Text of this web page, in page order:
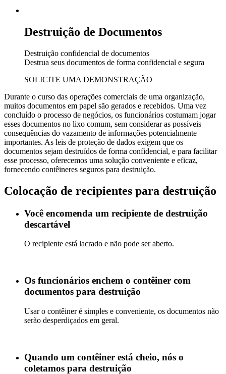
Destruição de Documentos
Destruição confidencial de documentos
Destrua seus documentos de forma confidencial e segura
SOLICITE UMA DEMONSTRAÇÃO
Durante o curso das operações comerciais de uma organização,
muitos documentos em papel são gerados e recebidos. Uma vez
concluído o processo de negócios, os funcionários costumam jogar
esses documentos no lixo comum, sem considerar as possíveis
consequências do vazamento de informações potencialmente
importantes. As leis de proteção de dados exigem que os
documentos sejam destruídos de forma confidencial, e para facilitar
esse processo, oferecemos uma solução conveniente e eficaz,
fornecendo contêineres seguros para destruição.
Colocação de recipientes para destruição
Você encomenda um recipiente de destruição
descartável
O recipiente está lacrado e não pode ser aberto.
Os funcionários enchem o contêiner com
documentos para destruição
Usar o contêiner é simples e conveniente, os documentos não
serão desperdiçados em geral.
Quando um contêiner está cheio, nós o
coletamos para destruição